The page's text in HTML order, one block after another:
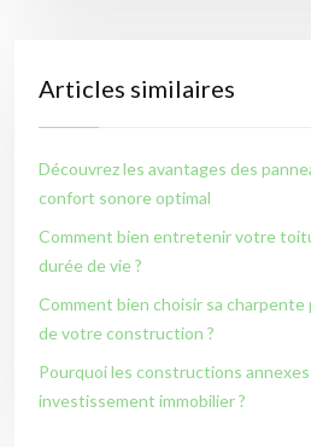
Articles similaires
Découvrez les avantages des
confort sonore optimal
Comment bien entretenir votre
durée de vie ?
Comment bien choisir sa
de votre construction ?
Pourquoi les constructions
investissement immobilier ?